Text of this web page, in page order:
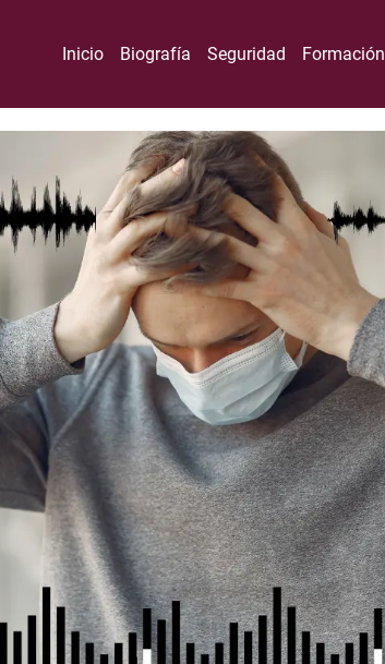
Inicio Biografía Seguridad